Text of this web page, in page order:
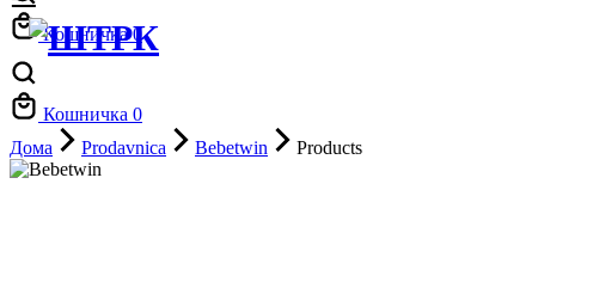
Кошничка 0
Кошничка 0
Дома
Prodavnica Bebetwin Products